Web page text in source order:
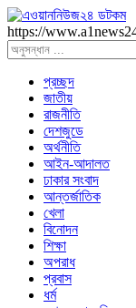
https://
প্রচ্ছদ
জাতীয়
রাজনীতি
দেশজুডে
অর্থনীতি
আইন-আদালত
ঢাকার সংবাদ
আন্তর্জাতিক
খেলা
বিনোদন
শিক্ষা
অপরাধ
প্রবাস
ধর্ম